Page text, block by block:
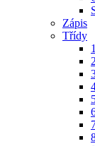
Zápis
Třídy